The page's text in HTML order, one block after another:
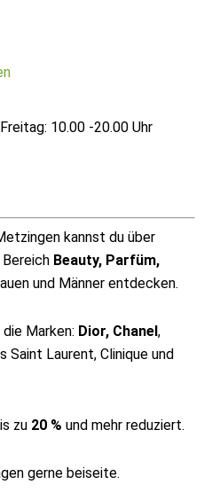
10.00 -20.00 Uhr
kannst du über
Bereich Beauty, Parfüm,
und Männer entdecken.
Marken: Dior, Chanel,
Saint Laurent, Clinique und
zu 20 % und mehr reduziert.
gerne beiseite.